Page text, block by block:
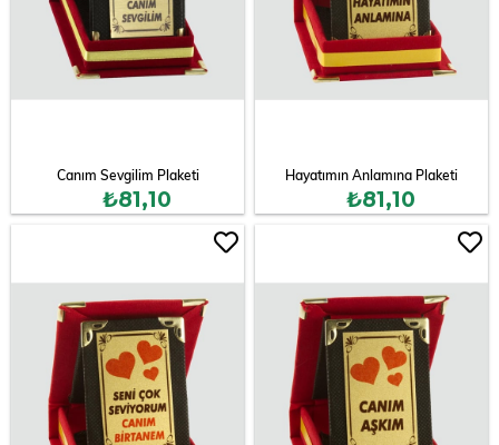
Canım Sevgilim Plaketi
₺81,10
Hayatımın Anlamına Plaketi
₺81,10